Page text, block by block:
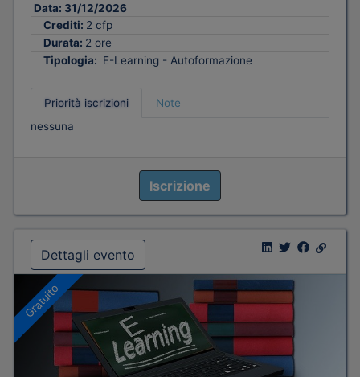
Data: 31/12/2026
Crediti: 2 cfp
Durata: 2 ore
Tipologia: E-Learning - Autoformazione
Priorità iscrizioni
Note
nessuna
Iscrizione
Dettagli evento
Gratuito